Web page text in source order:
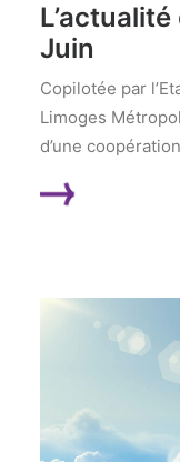
Juin
Copilotée par
Limoges
d’une